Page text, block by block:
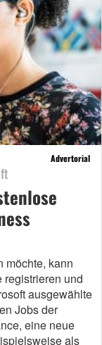
Advertorial
möchte, kann
registrieren und
ausgewählte
Jobs der
eine neue
als